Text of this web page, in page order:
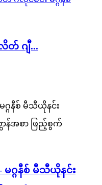
တ် ဂျီ...
ဂ္ဂနီစ် မီသီယိုနင်း